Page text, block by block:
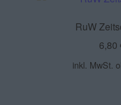
RuW
6,80
inkl. MwSt.